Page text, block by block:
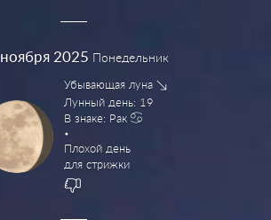
ноября 2025 Понедельник
Убывающая луна
Лунный день: 19
В знаке: Рак
Плохой день
для стрижки